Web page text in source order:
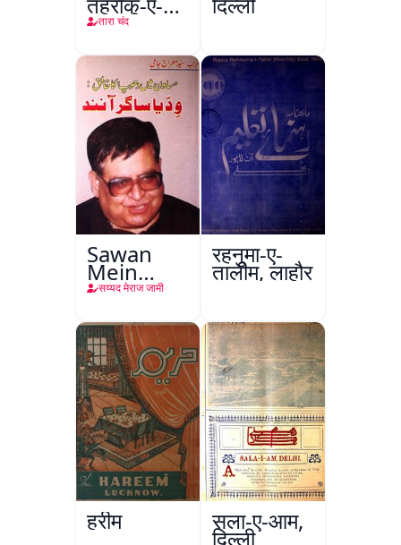
आज़ादी-ए-
तारा चंद
Sawan
Mein
Dhoop Ka
Viddiya
Sagar
Aanand
सय्यद मेराज जामी
रहनुमा-ए-
तालीम, लाहौर
हरीम सला-ए-आम,
दिल्ली